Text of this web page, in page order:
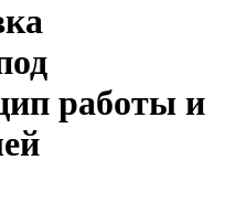
работы и